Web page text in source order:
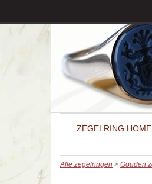
ZEGELRING HOME
Alle zegelringen > Gouden